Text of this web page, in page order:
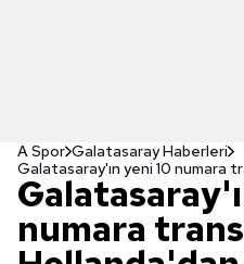
A Spor Galatasaray Haberleri
Galatasaray'ın yeni 10 numara
numara